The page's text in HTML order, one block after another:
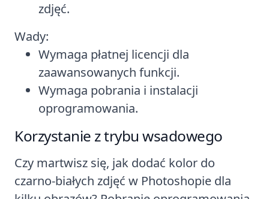
zdjęć.
Wady:
Wymaga płatnej licencji dla
zaawansowanych funkcji.
Wymaga pobrania i instalacji
oprogramowania.
Korzystanie z trybu wsadowego
Czy martwisz się, jak dodać kolor do
czarno-białych zdjęć w Photoshopie dla